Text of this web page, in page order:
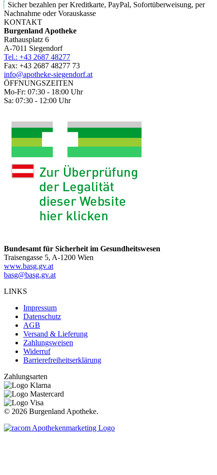
Sicher bezahlen per Kreditkarte, PayPal, Sofortüberweisung, per
Nachnahme oder Vorauskasse
KONTAKT
Burgenland Apotheke
Rathausplatz 6
A-7011 Siegendorf
Tel.: +43 2687 48277
Fax: +43 2687 48277 73
info@apotheke-siegendorf.at
ÖFFNUNGSZEITEN
Mo-Fr: 07:30 - 18:00 Uhr
Sa: 07:30 - 12:00 Uhr
Bundesamt für Sicherheit im Gesundheitswesen
Traisengasse 5, A-1200 Wien
www.basg.gv.at
basg@basg.gv.at
LINKS
Impressum
Datenschutz
AGB
Versand & Lieferung
Zahlungsweisen
Widerruf
Barrierefreiheitserklärung
Zahlungsarten
© 2026 Burgenland Apotheke.